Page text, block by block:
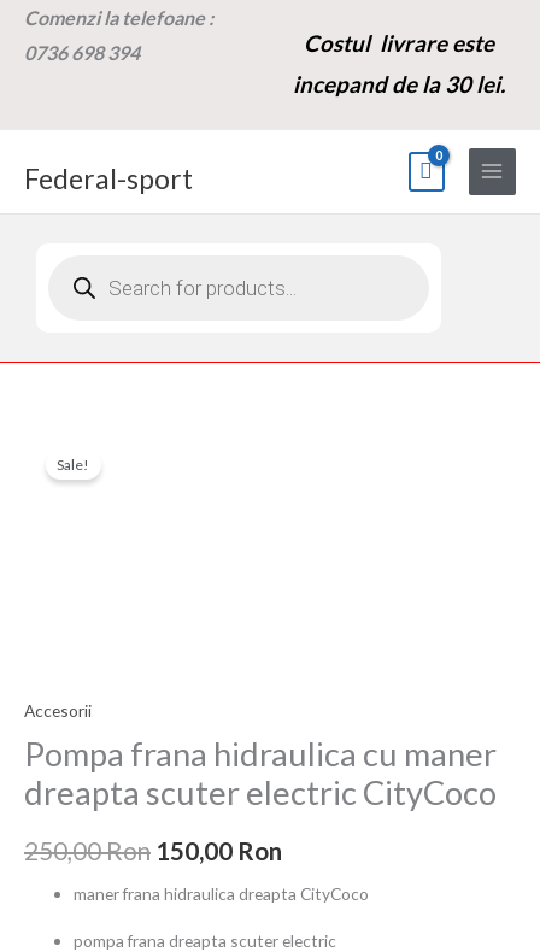
SkipComenzi la telefoane :
0736 698 394
Costul livrare este
incepand de la 30 lei.
Federal-sport
Sale!
Accesorii
Pompa frana hidraulica cu maner
dreapta scuter electric CityCoco
250,00Ron 150,00 Ron
maner frana hidraulica dreapta CityCoco
pompa frana dreapta scuter electric
Pompa
CityCoco